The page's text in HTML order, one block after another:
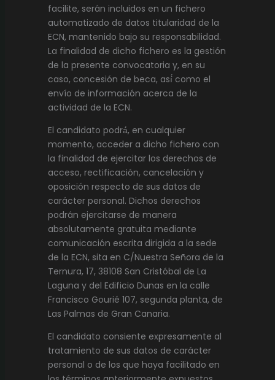
facilite, serán incluidos en un fichero
automatizado de datos titularidad de la
ECN, mantenido bajo su responsabilidad.
La finalidad de dicho fichero es la gestión
de la presente convocatoria y, en su
caso, concesión de beca, así́ como el
envío de información acerca de la
actividad de la ECN.
El candidato podrá́, en cualquier
momento, acceder a dicho fichero con
la finalidad de ejercitar los derechos de
acceso, rectificación, cancelación y
oposición respecto de sus datos de
carácter personal. Dichos derechos
podrán ejercitarse de manera
absolutamente gratuita mediante
comunicación escrita dirigida a la sede
de la ECN, sita en C/Nuestra Señora de la
Ternura, 17, 38108 San Cristóbal de La
Laguna y del Edificio Dunas en la calle
Francisco Gourié 107, segunda planta, de
Las Palmas de Gran Canaria.
El candidato consiente expresamente al
tratamiento de sus datos de carácter
personal o de los que haya facilitado en